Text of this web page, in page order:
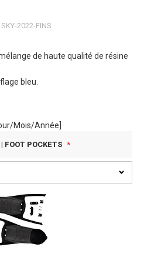
SKY-2022-FINS
de haute qualité de résine
bleu.
Mois/Année]
FOOT POCKETS